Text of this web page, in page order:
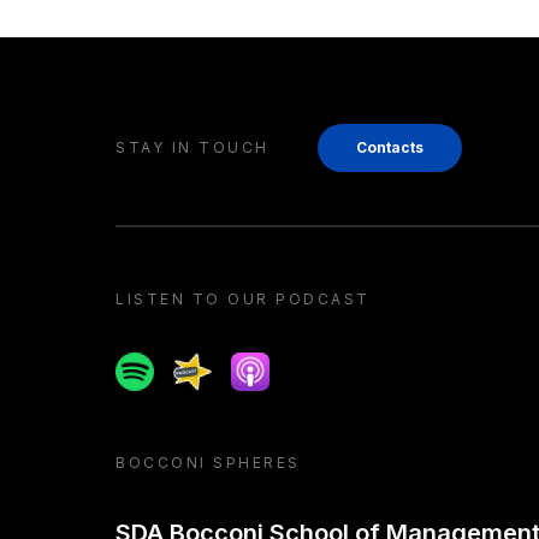
STAY IN TOUCH Contacts
LISTEN TO OUR PODCAST
SpotifySpreakerApple podcast
BOCCONI SPHERES
SDA Bocconi School of Management